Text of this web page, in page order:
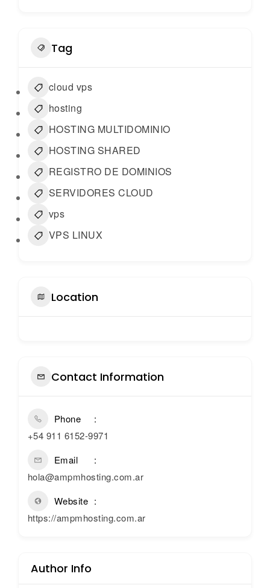
Tag
cloud vps
hosting
HOSTING MULTIDOMINIO
HOSTING SHARED
REGISTRO DE DOMINIOS
SERVIDORES CLOUD
vps
VPS LINUX
Location
Contact Information
Phone
+54 911 6152-9971
Email
hola@ampmhosting.com.ar
Website
https://ampmhosting.com.ar
Author Info